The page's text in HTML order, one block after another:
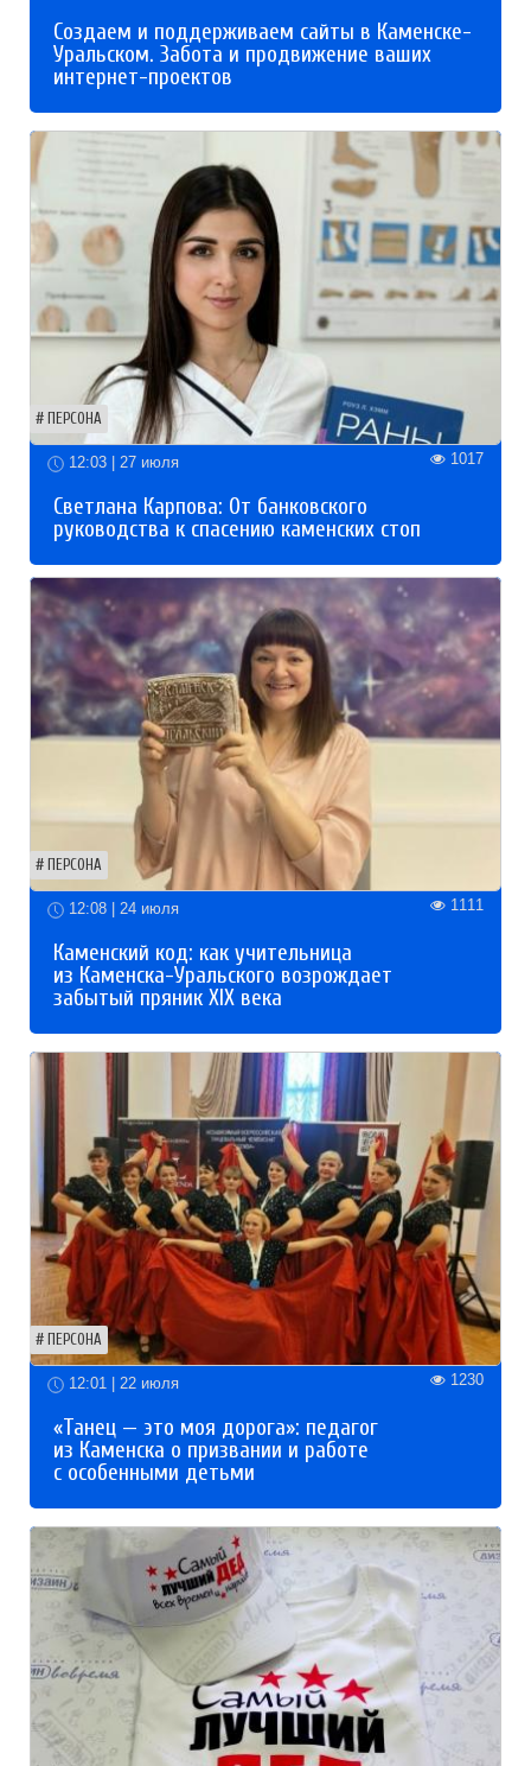
Создаем и поддерживаем сайты в Каменске-
Уральском. Забота и продвижение ваших
интернет-проектов
ПЕРСОНА
12:03 | 27 июля 1017
Светлана Карпова: От банковского
руководства к спасению каменских стоп
ПЕРСОНА
12:08 | 24 июля 1111
Каменский код: как учительница
из Каменска-Уральского возрождает
забытый пряник XIX века
ПЕРСОНА
12:01 | 22 июля 1230
«Танец — это моя дорога»: педагог
из Каменска о призвании и работе
с особенными детьми